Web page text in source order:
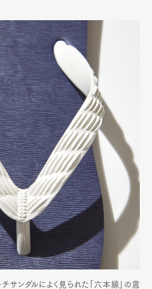
サンダルによく見られた「六本線」の意